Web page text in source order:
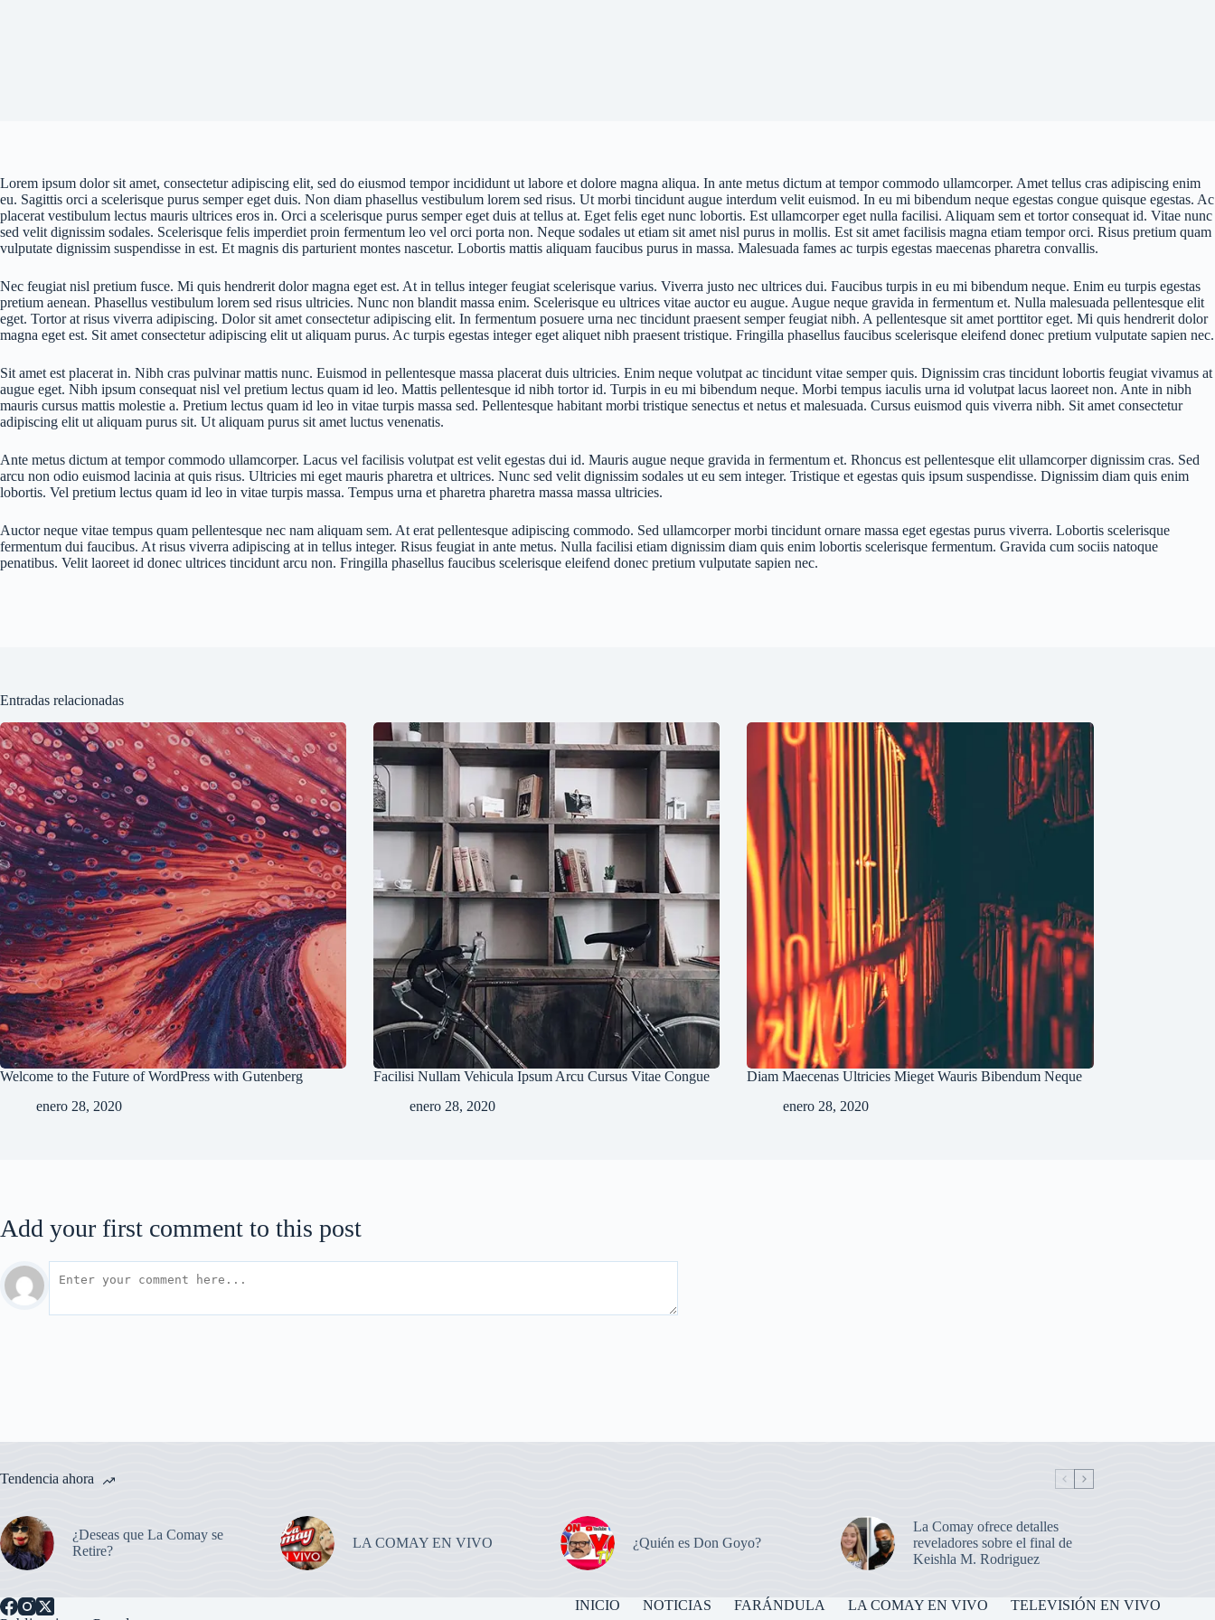
Lorem ipsum dolor sit amet, consectetur adipiscing elit, sed do eiusmod tempor incididunt ut labore et dolore magna aliqua. In ante metus dictum at tempor commodo ullamcorper. Amet tellus cras adipiscing enim
eu. Sagittis orci a scelerisque purus semper eget duis. Non diam phasellus vestibulum lorem sed risus. Ut morbi tincidunt augue interdum velit euismod. In eu mi bibendum neque egestas congue quisque egestas. Ac
placerat vestibulum lectus mauris ultrices eros in. Orci a scelerisque purus semper eget duis at tellus at. Eget felis eget nunc lobortis. Est ullamcorper eget nulla facilisi. Aliquam sem et tortor consequat id. Vitae nunc
sed velit dignissim sodales. Scelerisque felis imperdiet proin fermentum leo vel orci porta non. Neque sodales ut etiam sit amet nisl purus in mollis. Est sit amet facilisis magna etiam tempor orci. Risus pretium quam
vulputate dignissim suspendisse in est. Et magnis dis parturient montes nascetur. Lobortis mattis aliquam faucibus purus in massa. Malesuada fames ac turpis egestas maecenas pharetra convallis.
Nec feugiat nisl pretium fusce. Mi quis hendrerit dolor magna eget est. At in tellus integer feugiat scelerisque varius. Viverra justo nec ultrices dui. Faucibus turpis in eu mi bibendum neque. Enim eu turpis egestas
pretium aenean. Phasellus vestibulum lorem sed risus ultricies. Nunc non blandit massa enim. Scelerisque eu ultrices vitae auctor eu augue. Augue neque gravida in fermentum et. Nulla malesuada pellentesque elit
eget. Tortor at risus viverra adipiscing. Dolor sit amet consectetur adipiscing elit. In fermentum posuere urna nec tincidunt praesent semper feugiat nibh. A pellentesque sit amet porttitor eget. Mi quis hendrerit dolor
magna eget est. Sit amet consectetur adipiscing elit ut aliquam purus. Ac turpis egestas integer eget aliquet nibh praesent tristique. Fringilla phasellus faucibus scelerisque eleifend donec pretium vulputate sapien nec.
Sit amet est placerat in. Nibh cras pulvinar mattis nunc. Euismod in pellentesque massa placerat duis ultricies. Enim neque volutpat ac tincidunt vitae semper quis. Dignissim cras tincidunt lobortis feugiat vivamus at
augue eget. Nibh ipsum consequat nisl vel pretium lectus quam id leo. Mattis pellentesque id nibh tortor id. Turpis in eu mi bibendum neque. Morbi tempus iaculis urna id volutpat lacus laoreet non. Ante in nibh
mauris cursus mattis molestie a. Pretium lectus quam id leo in vitae turpis massa sed. Pellentesque habitant morbi tristique senectus et netus et malesuada. Cursus euismod quis viverra nibh. Sit amet consectetur
adipiscing elit ut aliquam purus sit. Ut aliquam purus sit amet luctus venenatis.
Ante metus dictum at tempor commodo ullamcorper. Lacus vel facilisis volutpat est velit egestas dui id. Mauris augue neque gravida in fermentum et. Rhoncus est pellentesque elit ullamcorper dignissim cras. Sed
arcu non odio euismod lacinia at quis risus. Ultricies mi eget mauris pharetra et ultrices. Nunc sed velit dignissim sodales ut eu sem integer. Tristique et egestas quis ipsum suspendisse. Dignissim diam quis enim
lobortis. Vel pretium lectus quam id leo in vitae turpis massa. Tempus urna et pharetra pharetra massa massa ultricies.
Auctor neque vitae tempus quam pellentesque nec nam aliquam sem. At erat pellentesque adipiscing commodo. Sed ullamcorper morbi tincidunt ornare massa eget egestas purus viverra. Lobortis scelerisque
fermentum dui faucibus. At risus viverra adipiscing at in tellus integer. Risus feugiat in ante metus. Nulla facilisi etiam dignissim diam quis enim lobortis scelerisque fermentum. Gravida cum sociis natoque
penatibus. Velit laoreet id donec ultrices tincidunt arcu non. Fringilla phasellus faucibus scelerisque eleifend donec pretium vulputate sapien nec.
Entradas relacionadas
Welcome to the Future of WordPress with Gutenberg
enero 28, 2020
Facilisi Nullam Vehicula Ipsum Arcu Cursus Vitae Congue
enero 28, 2020
Diam Maecenas Ultricies Mieget Wauris Bibendum Neque
enero 28, 2020
Add your first comment to this post
Tendencia ahora
¿Deseas que La Comay se
Retire?
LA COMAY EN VIVO ¿Quién es Don Goyo?
La Comay ofrece detalles
reveladores sobre el final de
Keishla M. Rodriguez
INICIO NOTICIAS FARÁNDULA LA COMAY EN VIVO TELEVISIÓN EN VIVO